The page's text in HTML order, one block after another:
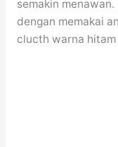
semakin
dengan memakai
clucth warna hitam